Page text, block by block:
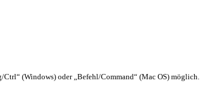
(Windows) oder „Befehl/Command“ (Mac OS) möglich.